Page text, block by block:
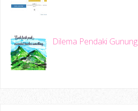
Dilema Pendaki Gunung